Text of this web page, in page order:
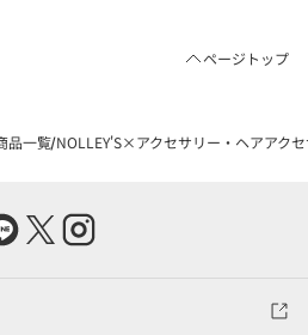
ページトップ
品一覧 NOLLEY'S×アクセサリー・ヘアアク